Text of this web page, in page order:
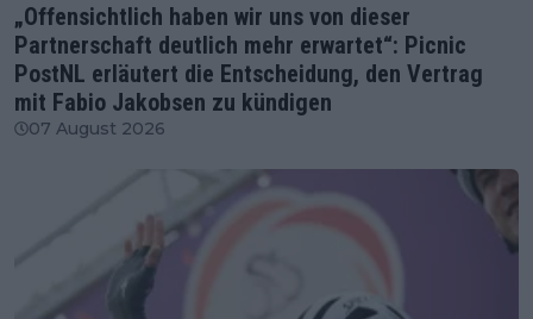
„Offensichtlich haben wir uns von dieser
Partnerschaft deutlich mehr erwartet“: Picnic
PostNL erläutert die Entscheidung, den Vertrag
mit Fabio Jakobsen zu kündigen
07 August 2026